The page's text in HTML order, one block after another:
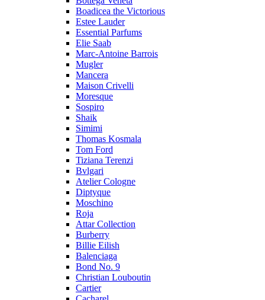
Boadicea the Victorious
Estee Lauder
Essential Parfums
Elie Saab
Marc-Antoine Barrois
Mugler
Mancera
Maison Crivelli
Moresque
Sospiro
Shaik
Simimi
Thomas Kosmala
Tom Ford
Tiziana Terenzi
Bvlgari
Atelier Cologne
Diptyque
Moschino
Roja
Attar Collection
Burberry
Billie Eilish
Balenciaga
Bond No. 9
Christian Louboutin
Cartier